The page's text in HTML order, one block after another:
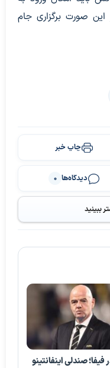
این صورت برگزاری جام
چاپ خبر
دیدگاه‌ها 0
ببینید
فیفا؛ صندلی اینفانتینو